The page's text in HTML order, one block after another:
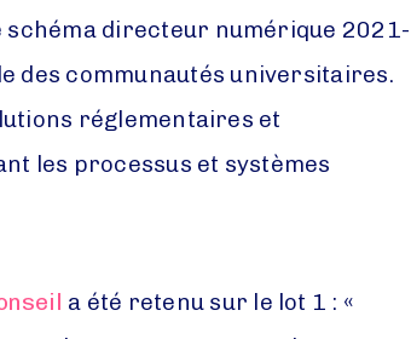
schéma directeur numérique 2021-
des communautés universitaires.
réglementaires et
les processus et systèmes
a été retenu sur le lot 1 : «